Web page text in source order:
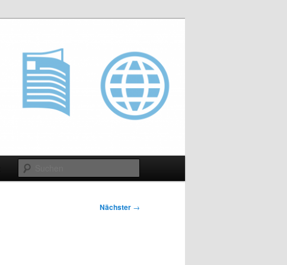
Nächster →